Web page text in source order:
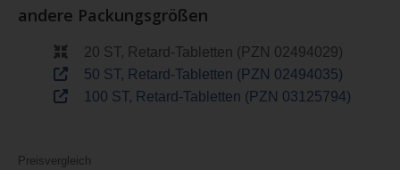
andere Packungsgrößen
20 ST, Retard-Tabletten (PZN 02494029)
50 ST, Retard-Tabletten (PZN 02494035)
100 ST, Retard-Tabletten (PZN 03125794)
Preisvergleich